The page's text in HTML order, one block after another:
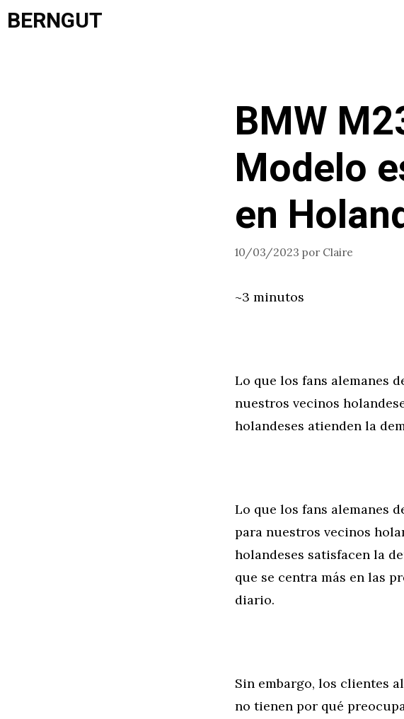
Saltar
alBERNGUT
BMW
Modelo
en
10/03/2023 por Claire
~3 minutos
Lo que los fans alemanes
nuestros vecinos
holandeses atienden la
Lo que los fans alemanes
para nuestros vecinos
holandeses satisfacen la
que se centra más en las
diario.
Sin embargo, los clientes
no tienen por qué